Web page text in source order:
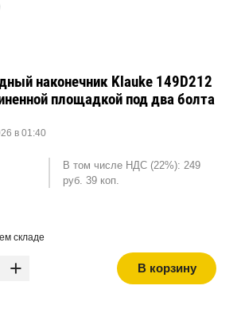
наконечник Klauke 149D212
площадкой под два болта
в 01:40
В том числе НДС (22%): 249
руб. 39 коп.
складе
+ В корзину